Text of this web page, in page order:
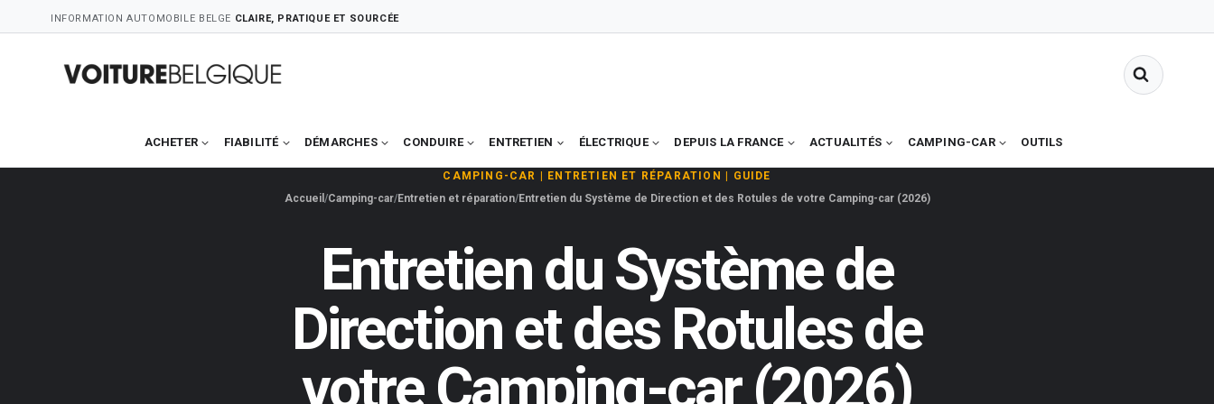
to
INFORMATION AUTOMOBILE BELGE CLAIRE, PRATIQUE ET SOURCÉE
ACHETER FIABILITÉ DÉMARCHES CONDUIRE ENTRETIEN ÉLECTRIQUE DEPUIS LA FRANCE ACTUALITÉS CAMPING-CAR OUTILS
CAMPING-CAR ENTRETIEN ET RÉPARATION
GUIDE
Accueil Camping-car Entretien et réparation Entretien du Système de Direction et des Rotules de votre Camping-car (2026)
Entretien du Système de
Direction et des Rotules de
votre Camping-car (2026)